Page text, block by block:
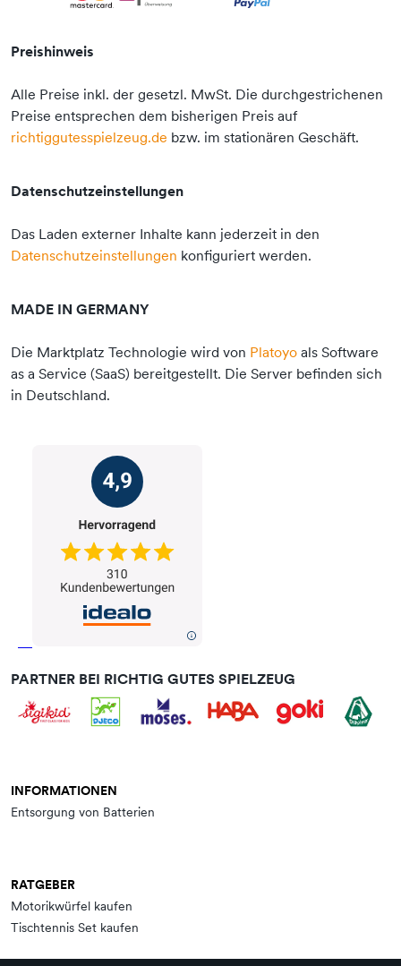
Preishinweis
Alle Preise inkl. der gesetzl. MwSt. Die durchgestrichenen
Preise entsprechen dem bisherigen Preis auf
richtiggutesspielzeug.de bzw. im stationären Geschäft.
Datenschutzeinstellungen
Das Laden externer Inhalte kann jederzeit in den
Datenschutzeinstellungen konfiguriert werden.
MADE IN GERMANY
Die Marktplatz Technologie wird von Platoyo als Software
as a Service (SaaS) bereitgestellt. Die Server befinden sich
in Deutschland.
PARTNER BEI RICHTIG GUTES SPIELZEUG
INFORMATIONEN
Entsorgung von Batterien
RATGEBER
Motorikwürfel kaufen
Tischtennis Set kaufen